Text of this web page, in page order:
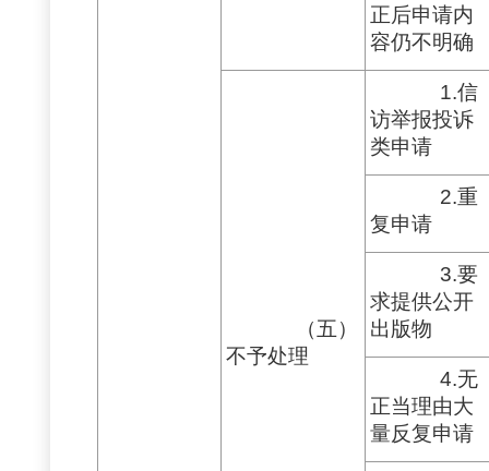
正后申请内
容仍不明确
（五）
不予处理
1.信
访举报投诉
类申请
2.重
复申请
3.要
求提供公开
出版物
4.无
正当理由大
量反复申请